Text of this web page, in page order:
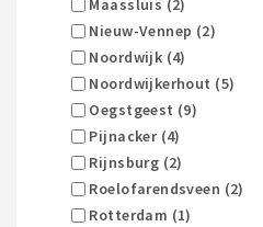
Maassluis (2)
Nieuw-Vennep (2)
Noordwijk (4)
Noordwijkerhout (5)
Oegstgeest (9)
Pijnacker (4)
Rijnsburg (2)
Roelofarendsveen (2)
Rotterdam (1)